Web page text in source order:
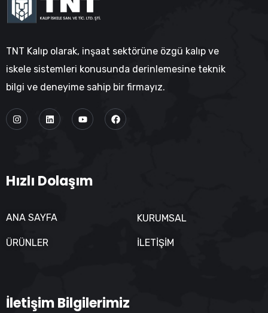
TNT Kalıp olarak, inşaat sektörüne özgü kalıp ve
iskele sistemleri konusunda derinlemesine teknik
bilgi ve deneyime sahip bir firmayız.
Hızlı Dolaşım
ANA SAYFA KURUMSAL
ÜRÜNLER İLETIŞIM
İletişim Bilgilerimiz